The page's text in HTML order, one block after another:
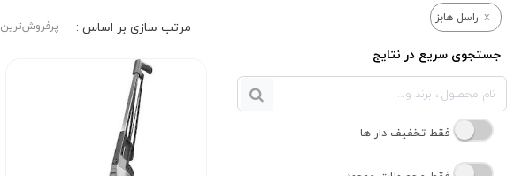
x راسل هابز
جستجوی سریع در نتایج
پرفروش‌ترین‌